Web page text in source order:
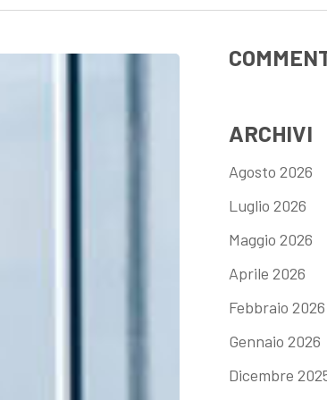
ARCHIVI
Agosto 2026
Luglio 2026
Maggio 2026
Aprile 2026
Febbraio 2026
Gennaio 2026
Dicembre